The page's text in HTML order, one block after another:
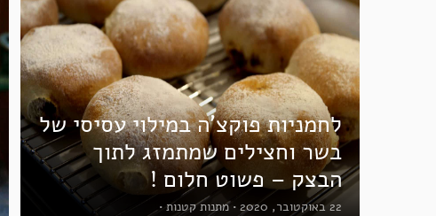
לחמניות פוקצ’ה במילוי עסיסי של
בשר וחצילים שמתמזג לתוך
הבצק – פשוט חלום !
22 באוקטובר, 2020 • מתנות קטנות •